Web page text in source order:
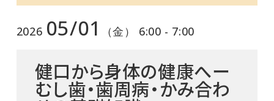
2026 05/01 （金） 6:00 - 7:00
健口から身体の健康へー
むし歯・歯周病・かみ合わ